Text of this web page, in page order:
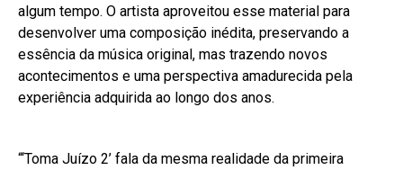
algum tempo. O artista aproveitou esse material para
desenvolver uma composição inédita, preservando a
essência da música original, mas trazendo novos
acontecimentos e uma perspectiva amadurecida pela
experiência adquirida ao longo dos anos.
“‘Toma Juízo 2’ fala da mesma realidade da primeira